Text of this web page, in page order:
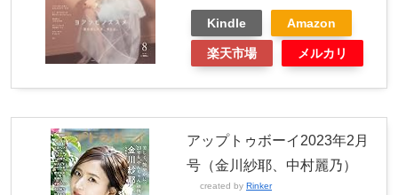
Kindle Amazon
楽天市場 メルカリ
アップトゥボーイ2023年2月
号（金川紗耶、中村麗乃）
created by Rinker